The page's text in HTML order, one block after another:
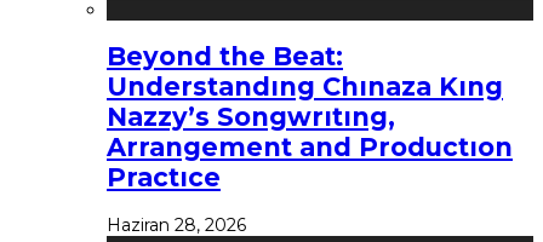
Beyond the Beat:
Understandıng Chınaza Kıng
Nazzy’s Songwrıtıng,
Arrangement and Productıon
Practıce
Haziran 28, 2026